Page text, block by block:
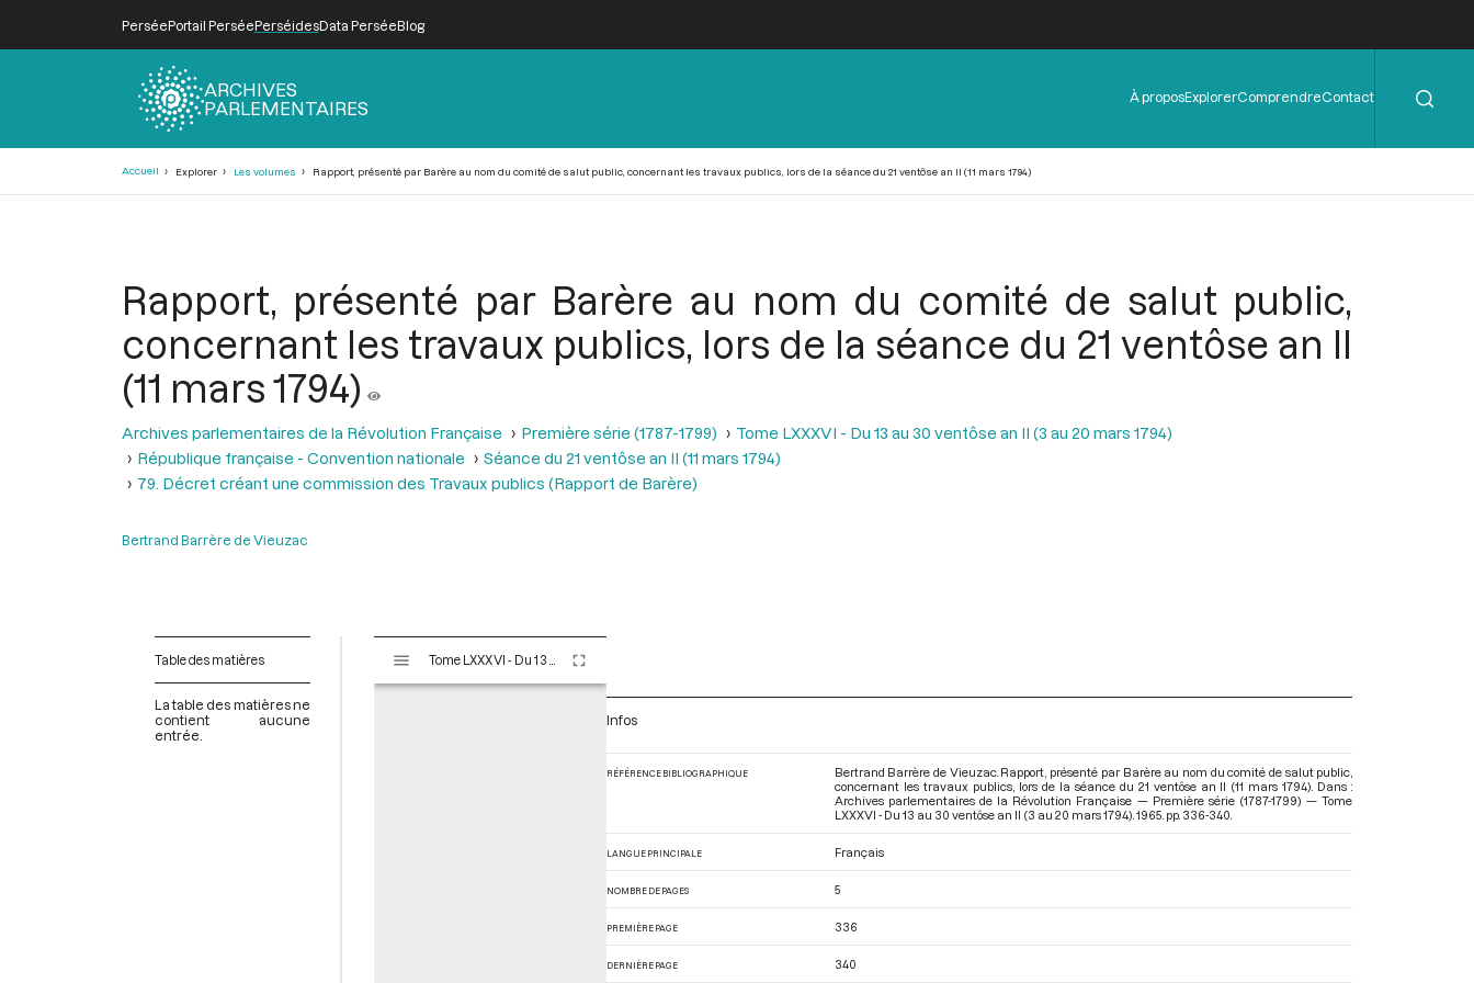
PerséePortail PerséePerséidesData PerséeBlog
ARCHIVES
PARLEMENTAIRES
Menu
de
À proposExplorerComprendreContact
Accueil Explorer Les volumes Rapport, présenté par Barère au nom du comité de salut public, concernant les travaux publics, lors de la séance du 21 ventôse an II (11 mars 1794)
Rapport, présenté par Barère au nom du comité de salut public,
concernant les travaux publics, lors de la séance du 21 ventôse an II
(11 mars 1794)
Archives parlementaires de la Révolution Française Première série (1787-1799)
Tome LXXXVI - Du 13 au 30 ventôse an II (3 au 20 mars 1794)
République française - Convention nationale
Séance du 21 ventôse an II (11 mars 1794)
79. Décret créant une commission des Travaux publics (Rapport de Barère)
Bertrand Barrère de Vieuzac
Table des matières
La table des matières ne
contient aucune
entrée.
s
Infos
RÉFÉRENCE BIBLIOGRAPHIQUE
Bertrand Barrère de Vieuzac. Rapport, présenté par Barère au nom du comité de salut public,
concernant les travaux publics, lors de la séance du 21 ventôse an II (11 mars 1794). Dans :
Archives parlementaires de la Révolution Française — Première série (1787-1799) — Tome
LXXXVI - Du 13 au 30 ventôse an II (3 au 20 mars 1794) . 1965. pp. 336-340.
LANGUE PRINCIPALE Français
NOMBRE DE PAGES 5
PREMIÈRE PAGE 336
DERNIÈRE PAGE 340